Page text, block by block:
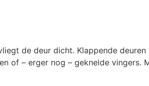
de deur dicht. Klappende deuren
of – erger nog – geknelde vingers.